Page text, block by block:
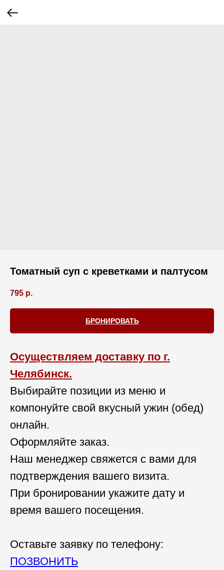
Томатный суп с креветками и палтусом
795 р.
БРОНИРОВАТЬ
Осуществляем доставку по г.
Челябинск.
Выбирайте позиции из меню и
компонуйте свой вкусный ужин (обед)
онлайн.
Оформляйте заказ.
Наш менеджер свяжется с вами для
подтверждения вашего визита.
При бронировании укажите дату и
время вашего посещения.
Оставьте заявку по телефону:
ПОЗВОНИТЬ